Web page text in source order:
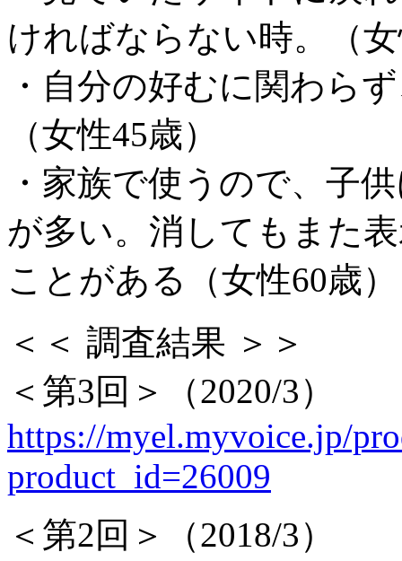
ければならない時。（
・自分の好むに関わら
（女性45歳）
・家族で使うので、子
が多い。消してもまた
ことがある（女性60歳）
＜＜ 調査結果 ＞＞
＜第3回＞（2020/3）
https://myel.myvoice.jp/
product_id=26009
＜第2回＞（2018/3）